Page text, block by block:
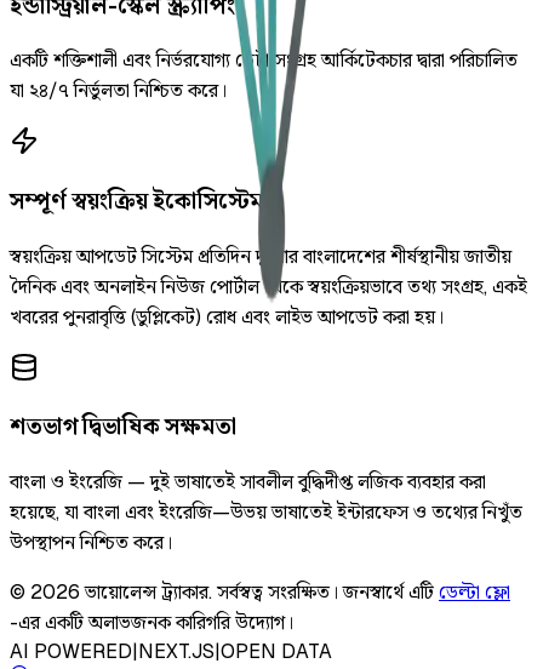
একটি শক্তিশালী এবং নির্ভরযোগ্য ডেটা সংগ্রহ আর্কিটেকচার দ্বারা পরিচালিত
যা ২৪/৭ নির্ভুলতা নিশ্চিত করে।
সম্পূর্ণ স্বয়ংক্রিয় ইকোসিস্টেম
স্বয়ংক্রিয় আপডেট সিস্টেম প্রতিদিন দুইবার বাংলাদেশের শীর্ষস্থানীয় জাতীয়
দৈনিক এবং অনলাইন নিউজ পোর্টাল থেকে স্বয়ংক্রিয়ভাবে তথ্য সংগ্রহ, একই
খবরের পুনরাবৃত্তি (ডুপ্লিকেট) রোধ এবং লাইভ আপডেট করা হয়।
শতভাগ দ্বিভাষিক সক্ষমতা
বাংলা ও ইংরেজি — দুই ভাষাতেই সাবলীল বুদ্ধিদীপ্ত লজিক ব্যবহার করা
হয়েছে, যা বাংলা এবং ইংরেজি—উভয় ভাষাতেই ইন্টারফেস ও তথ্যের নিখুঁত
উপস্থাপন নিশ্চিত করে।
© 2026 ভায়োলেন্স ট্র্যাকার.সর্বস্বত্ব সংরক্ষিত। জনস্বার্থে এটিডেল্টা ফ্লো
-এর একটি অলাভজনক কারিগরি উদ্যোগ।
AI POWERED|NEXT.JS|OPEN DATA